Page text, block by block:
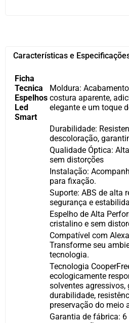
Características e
Ficha
Tecnica
Espelhos
Led
Smart
Moldura:
costura aparente,
elegante e um toque
Durabilidade:
descoloração,
Qualidade Óptica:
sem distorções
Instalação:
para fixação.
Suporte: ABS de alta
segurança e
Espelho de Alta
cristalino e sem
Compatível com
Transforme seu
tecnologia.
Tecnologia
ecologicamente
solventes
durabilidade,
preservação do meio
Garantia de fábrica: